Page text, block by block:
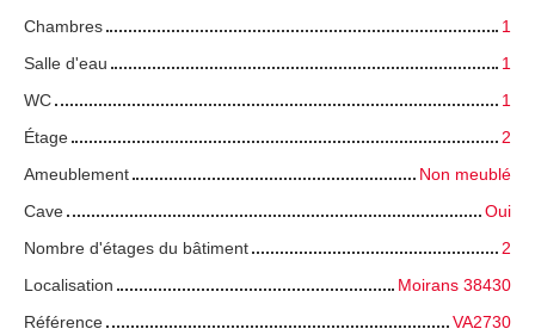
Chambres
1
Salle d'eau
1
WC
1
Étage
2
Ameublement
Non meublé
Cave
Oui
Nombre d'étages du bâtiment
2
Localisation
Moirans 38430
Référence
VA2730